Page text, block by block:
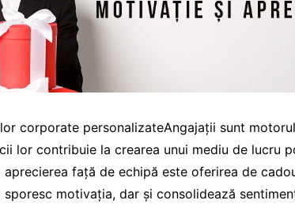
corporate personalizateAngajații sunt
lor contribuie la crearea unui mediu de lucru
față de echipă este oferirea de
motivația, dar și consolidează